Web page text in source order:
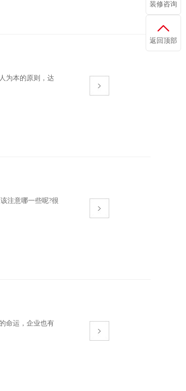
为本的原则，达
注意哪一些呢?很
运，企业也有
装修咨询
返回顶部